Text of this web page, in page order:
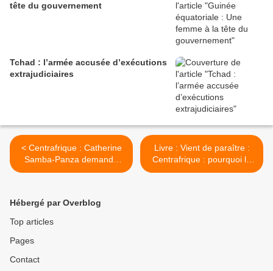
tête du gouvernement
Tchad : l’armée accusée d’exécutions
extrajudiciaires
< Centrafrique : Catherine
Samba-Panza demande
l'envoi de Casques bleus
Livre : Vient de paraître :
Centrafrique : pourquoi la
guerre ? >
Hébergé par Overblog
Top articles
Pages
Contact